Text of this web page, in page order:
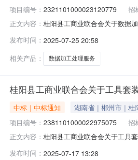
项目编号： 2321101000023120779 招
正文内容： 桂阳县工商业联合会关于数据
码:431021项目所在行政区划
发布时间： 2025-07-25 20:58
相关产品：
数据加工处理服务
桂阳县工商业联合会关于工具套
中标｜中标通知 湖南省｜郴州市｜桂
项目编号： 2381101000022975075 招
正文内容： 桂阳县工商业联合会关于工具
划名称:湖南省郴州市桂阳县报
发布时间： 2025-07-17 13:28